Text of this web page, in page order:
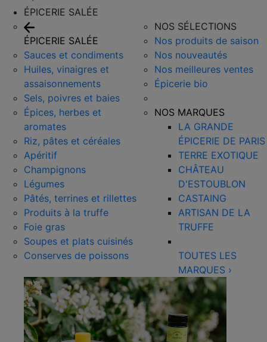
ÉPICERIE SALÉE
ÉPICERIE SALÉE
Sauces et condiments
Huiles, vinaigres et
assaisonnements
Sels, poivres et baies
Épices, herbes et
aromates
Riz, pâtes et céréales
Apéritif
Champignons
Légumes
Pâtés, terrines et rillettes
Produits à la truffe
Foie gras
Soupes et plats cuisinés
Conserves de poissons
NOS SÉLECTIONS
Nos produits de saison
Nos nouveautés
Nos meilleures ventes
Épicerie bio
NOS MARQUES
LA GRANDE
ÉPICERIE DE PARIS
TERRE EXOTIQUE
CHÂTEAU
D'ESTOUBLON
CASTAING
ARTISAN DE LA
TRUFFE
TOUTES LES
MARQUES ›